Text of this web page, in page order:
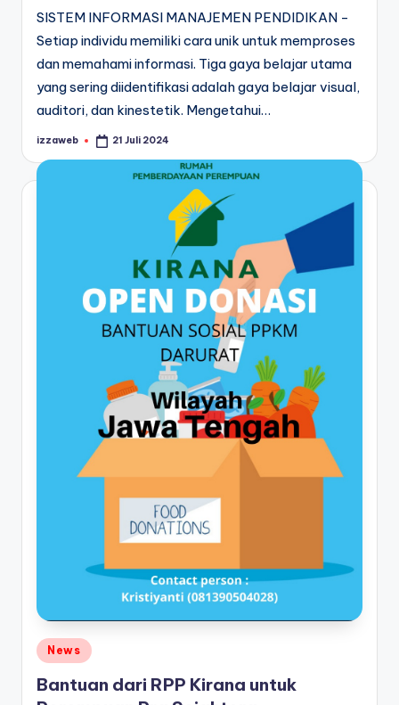
SISTEM INFORMASI MANAJEMEN PENDIDIKAN -
Setiap individu memiliki cara unik untuk memproses
dan memahami informasi. Tiga gaya belajar utama
yang sering diidentifikasi adalah gaya belajar visual,
auditori, dan kinestetik. Mengetahui…
Posted
izzaweb 21 Juli 2024
Posted
in
News
Bantuan dari RPP Kirana untuk